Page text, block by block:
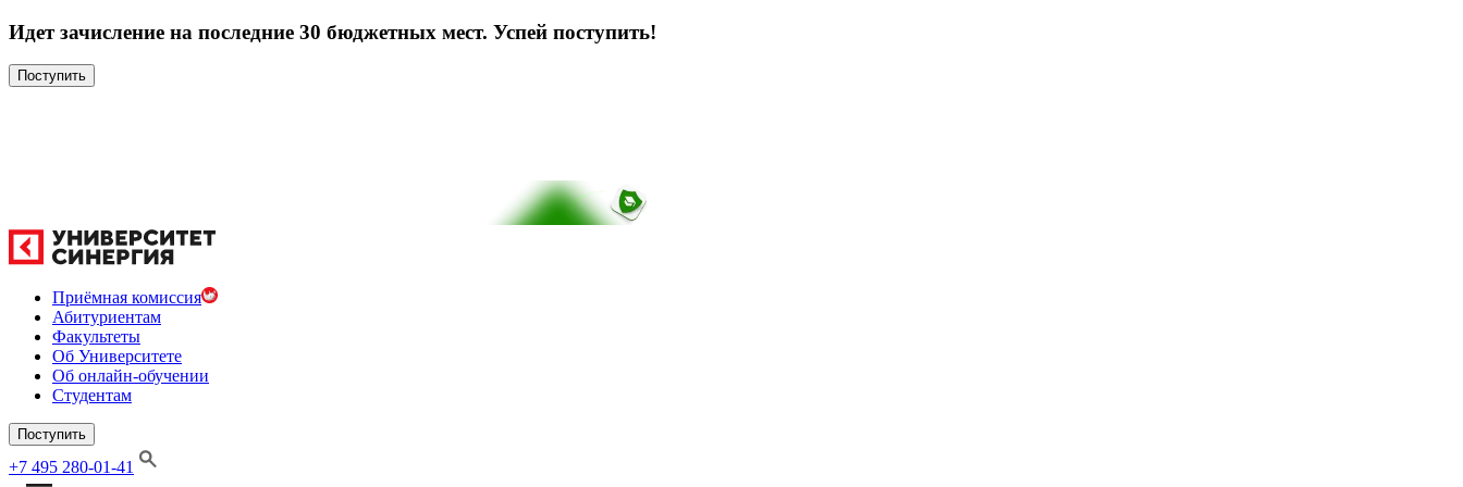
Идет зачисление на последние 30 бюджетных мест. Успей поступить!
Поступить
Приёмная комиссия
Абитуриентам
Факультеты
Об Университете
Об онлайн-обучении
Студентам
Поступить
+7 495 280-01-41